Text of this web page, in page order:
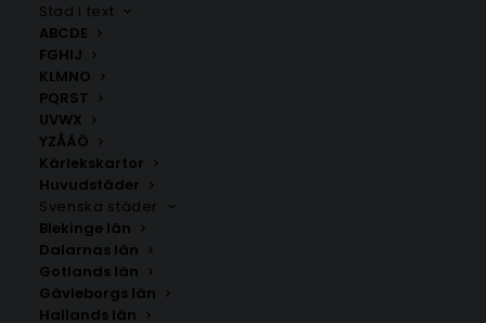
Stad i text
ABCDE
FGHIJ
KLMNO
PQRST
UVWX
YZÅÄÖ
Kärlekskartor
Huvudstäder
Svenska städer
Blekinge län
Dalarnas län
Gotlands län
Gävleborgs län
Hallands län